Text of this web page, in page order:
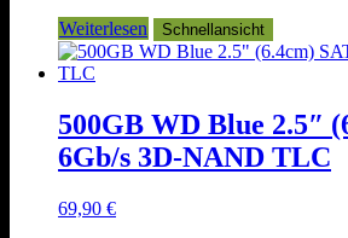
Weiterlesen
Schnellansicht
500GB WD Blue 2.5″
6Gb/s 3D-NAND TLC
69,90 €